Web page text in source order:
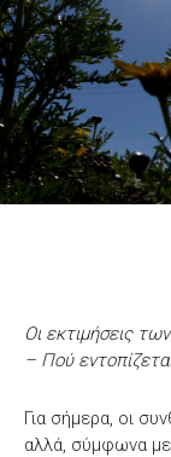
Οι εκτιμήσεις
– Πού
Για σήμερα, οι
αλλά, σύμφωνα